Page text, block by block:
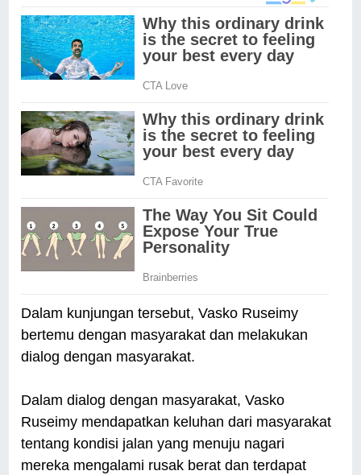
Dalam kunjungan tersebut, Vasko Ruseimy
bertemu dengan masyarakat dan melakukan
dialog dengan masyarakat.
Dalam dialog dengan masyarakat, Vasko
Ruseimy mendapatkan keluhan dari masyarakat
tentang kondisi jalan yang menuju nagari
mereka mengalami rusak berat dan terdapat